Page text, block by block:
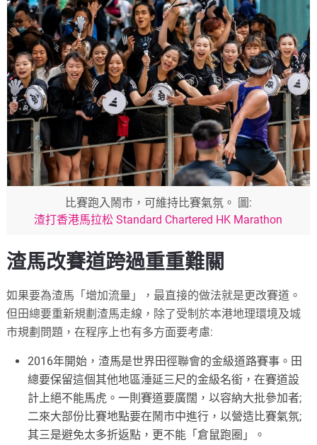
比賽跑入鬧市，可維持比賽氣氛。 圖:
渣打香港馬拉松 Standard Chartered HK Marathon
渣馬改賽道跨過重重難關
如果要為渣馬「增加流量」，最直接的做法就是更改賽道。
但田總要重新規劃渣馬走線，除了受制於本港地理環境及城
市規劃問題，在程序上也有多方面要考慮:
2016年開始，渣馬是世界田徑聯會的金級道路賽事。田
總要保留這個其他地區涶延三尺的金級名銜，在賽道設
計上絕不能馬虎。一則賽道要廣闊，以容納大批參加者;
二來大部份比賽地點要在鬧市中進行，以營造比賽氣氛;
其三是避免太多折返點，更不能「倉鼠跑圈」。